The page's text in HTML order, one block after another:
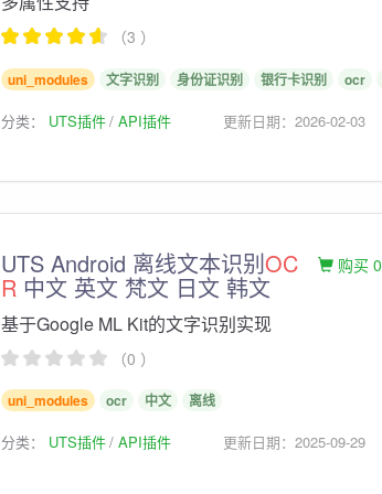
（3 ）
uni_modules 文字识别 身份证识别 银行卡识别 ocr
分类： UTS插件 API插件 更新日期：2026-02-03
UTS Android 离线文本识别OC
R 中文 英文 梵文 日文 韩文
购买 0
基于Google ML Kit的文字识别实现
（0 ）
uni_modules ocr 中文 离线
分类： UTS插件 API插件 更新日期：2025-09-29